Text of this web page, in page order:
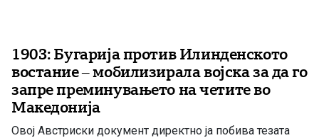
1903: Бугарија против Илинденското
востание – мобилизирала војска за да го
запре преминувањето на четите во
Македонија
Овој Австриски документ директно ја побива тезата